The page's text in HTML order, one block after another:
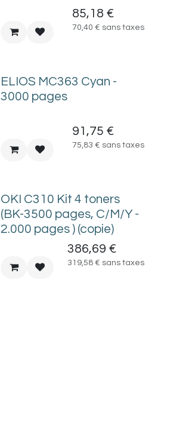
85,18 €
70,40 € sans taxes
ELIOS MC363 Cyan -
3000 pages
91,75 €
75,83 € sans taxes
OKI C310 Kit 4 toners
(BK-3500 pages, C/M/Y -
2.000 pages ) (copie)
386,69 €
319,58€ sans taxes